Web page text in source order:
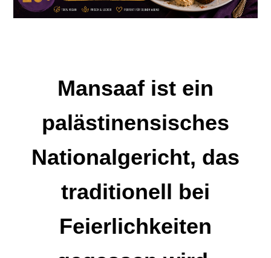
Mansaaf ist ein
palästinensisches
Nationalgericht, das
traditionell bei
Feierlichkeiten